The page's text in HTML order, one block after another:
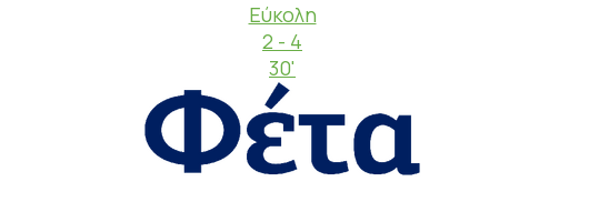
Εύκολη
2 - 4
30'